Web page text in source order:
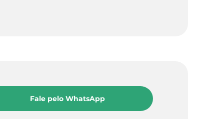
Fale pelo WhatsApp